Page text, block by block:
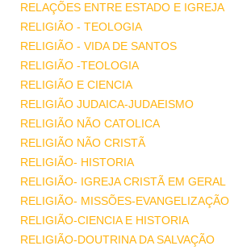
RELAÇÕES ENTRE ESTADO E IGREJA
RELIGIÃO - TEOLOGIA
RELIGIÃO - VIDA DE SANTOS
RELIGIÃO -TEOLOGIA
RELIGIÃO E CIENCIA
RELIGIÃO JUDAICA-JUDAEISMO
RELIGIÃO NÃO CATOLICA
RELIGIÃO NÃO CRISTÃ
RELIGIÃO- HISTORIA
RELIGIÃO- IGREJA CRISTÃ EM GERAL
RELIGIÃO- MISSÕES-EVANGELIZAÇÃO
RELIGIÃO-CIENCIA E HISTORIA
RELIGIÃO-DOUTRINA DA SALVAÇÃO